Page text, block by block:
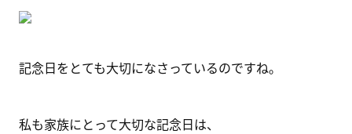
記念日をとても大切になさっているのですね。
私も家族にとって大切な記念日は、